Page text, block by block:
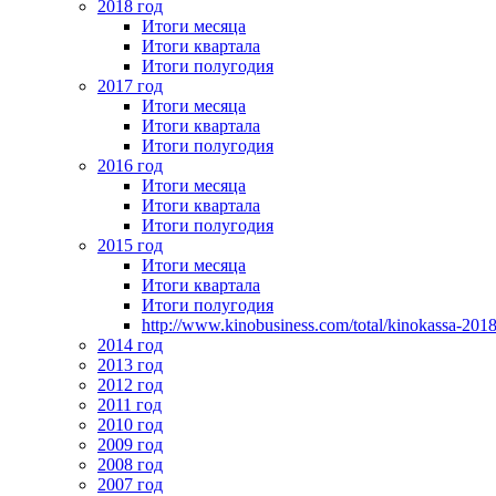
2018 год
Итоги месяца
Итоги квартала
Итоги полугодия
2017 год
Итоги месяца
Итоги квартала
Итоги полугодия
2016 год
Итоги месяца
Итоги квартала
Итоги полугодия
2015 год
Итоги месяца
Итоги квартала
Итоги полугодия
http://www.kinobusiness.com/total/kinokassa-
2014 год
2013 год
2012 год
2011 год
2010 год
2009 год
2008 год
2007 год